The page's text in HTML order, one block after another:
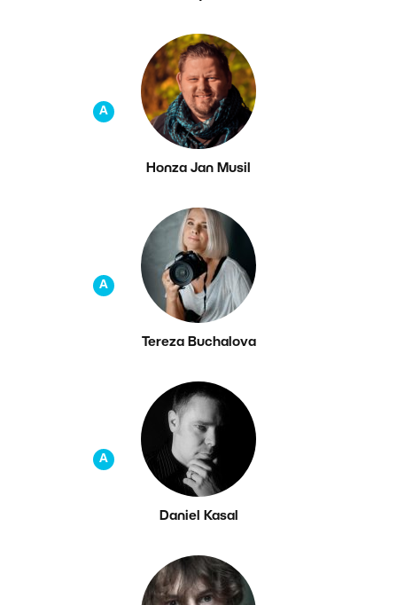
A
Honza Jan Musil
A
Tereza Buchalova
A
Daniel Kasal